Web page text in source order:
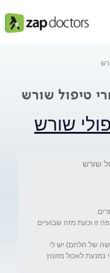
שורש
זו וכעת מזה שבועיים
של הלחם) יש לי
לאכול מזונוץ